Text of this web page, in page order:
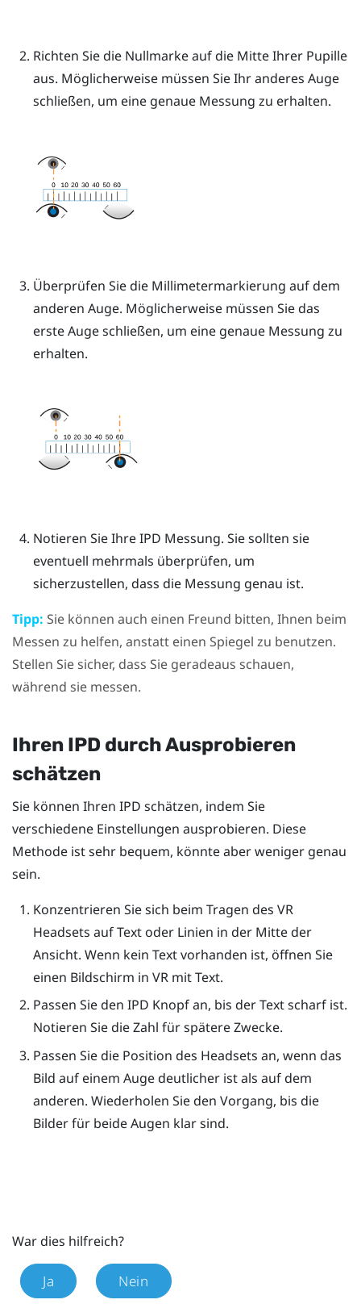
Richten Sie die Nullmarke auf die Mitte Ihrer Pupille
aus. Möglicherweise müssen Sie Ihr anderes Auge
schließen, um eine genaue Messung zu erhalten.
Überprüfen Sie die Millimetermarkierung auf dem
anderen Auge. Möglicherweise müssen Sie das
erste Auge schließen, um eine genaue Messung zu
erhalten.
Notieren Sie Ihre IPD Messung. Sie sollten sie
eventuell mehrmals überprüfen, um
sicherzustellen, dass die Messung genau ist.
Tipp: Sie können auch einen Freund bitten, Ihnen beim
Messen zu helfen, anstatt einen Spiegel zu benutzen.
Stellen Sie sicher, dass Sie geradeaus schauen,
während sie messen.
Ihren IPD durch Ausprobieren
schätzen
Sie können Ihren IPD schätzen, indem Sie
verschiedene Einstellungen ausprobieren. Diese
Methode ist sehr bequem, könnte aber weniger genau
sein.
Konzentrieren Sie sich beim Tragen des VR
Headsets auf Text oder Linien in der Mitte der
Ansicht. Wenn kein Text vorhanden ist, öffnen Sie
einen Bildschirm in VR mit Text.
Passen Sie den IPD Knopf an, bis der Text scharf ist.
Notieren Sie die Zahl für spätere Zwecke.
Passen Sie die Position des Headsets an, wenn das
Bild auf einem Auge deutlicher ist als auf dem
anderen. Wiederholen Sie den Vorgang, bis die
Bilder für beide Augen klar sind.
War dies hilfreich?
Ja Nein